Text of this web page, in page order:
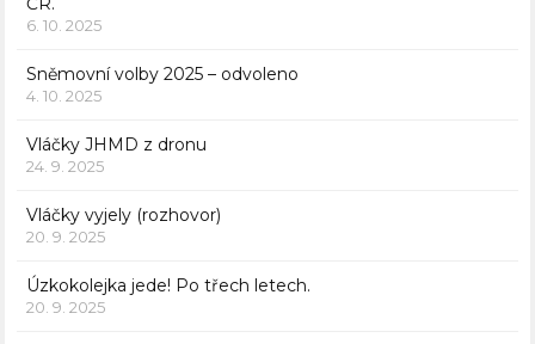
6. 10. 2025
Sněmovní volby 2025 – odvoleno
4. 10. 2025
Vláčky JHMD z dronu
24. 9. 2025
Vláčky vyjely (rozhovor)
20. 9. 2025
Úzkokolejka jede! Po třech letech.
20. 9. 2025